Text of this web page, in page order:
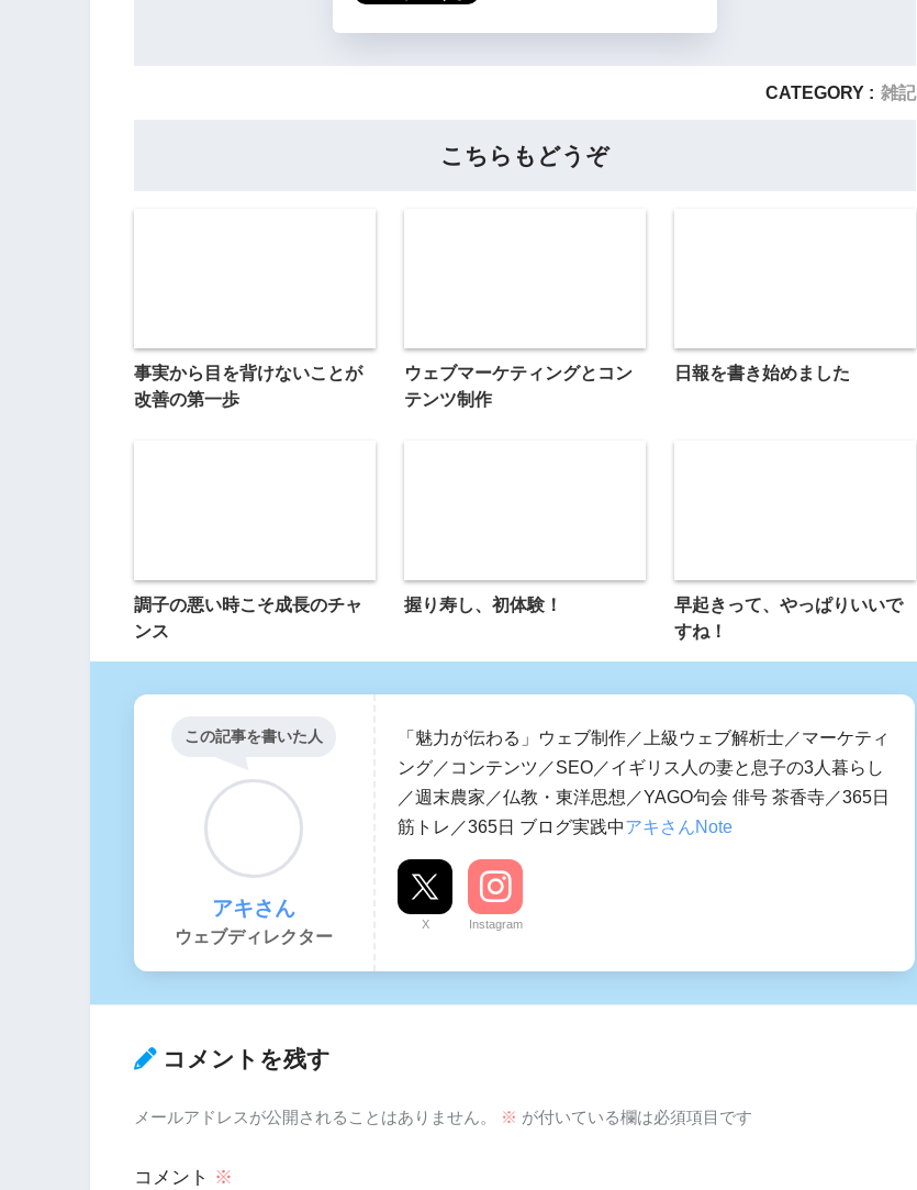
CATEGORY : 雑記
こちらもどうぞ
事実から目を背けないことが
改善の第一歩
ウェブマーケティングとコン
テンツ制作
日報を書き始めました
調子の悪い時こそ成長のチャ
ンス
握り寿し、初体験！
早起きって、やっぱりいいで
すね！
この記事を書いた人
アキさん
ウェブディレクター
「魅力が伝わる」ウェブ制作／上級ウェブ解析士／マーケティ
ング／コンテンツ／SEO／イギリス人の妻と息子の3人暮らし
／週末農家／仏教・東洋思想／YAGO句会 俳号 茶香寺／365日
筋トレ／365日 ブログ実践中アキさんNote
X Instagram
コメントを残す
メールアドレスが公開されることはありません。 ※ が付いている欄は必須項目です
コメント ※